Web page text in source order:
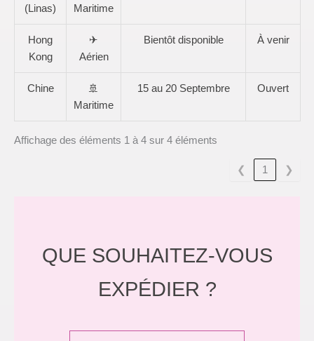
(Linas)
Maritime
Hong
Kong
✈
Aérien
Bientôt disponible À venir
Chine
🚢
Maritime
15 au 20 Septembre Ouvert
Affichage des éléments 1 à 4 sur 4 éléments
❮ 1 ❯
QUE SOUHAITEZ-VOUS
EXPÉDIER ?